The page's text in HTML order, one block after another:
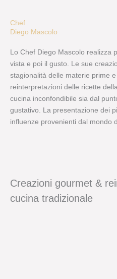
Creazioni gourmet &
cucina tradizionale
Chef
Diego Mascolo
Lo Chef Diego Mascolo realizza
vista e poi il gusto. Le sue
stagionalità delle materie prime
reinterpretazioni delle ricette
cucina inconfondibile sia dal
gustativo. La presentazione dei
influenze provenienti dal mondo